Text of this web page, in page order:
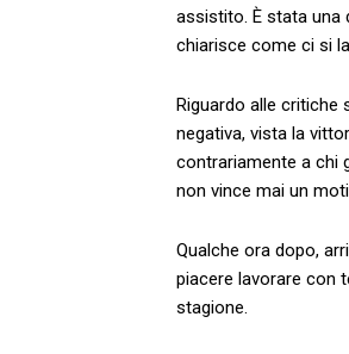
assistito. È stata una
chiarisce come ci si
Riguardo alle critiche
negativa, vista la
contrariamente a chi
non vince mai un
Qualche ora dopo,
piacere lavorare con
stagione.